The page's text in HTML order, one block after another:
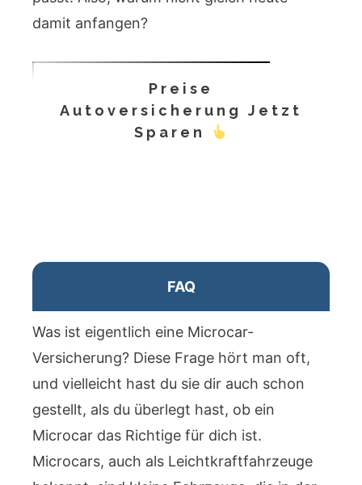
damit anfangen?
Preise
Autoversicherung Jetzt
Sparen
FAQ
Was ist eigentlich eine Microcar-
Versicherung? Diese Frage hört man oft,
und vielleicht hast du sie dir auch schon
gestellt, als du überlegt hast, ob ein
Microcar das Richtige für dich ist.
Microcars, auch als Leichtkraftfahrzeuge